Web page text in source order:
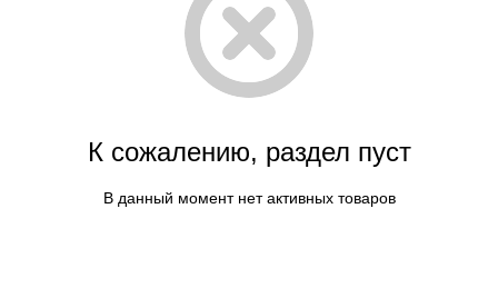
К сожалению, раздел пуст
В данный момент нет активных товаров